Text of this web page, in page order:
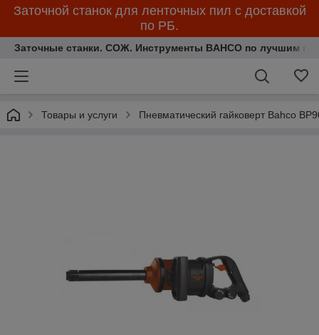
Заточной станок для ленточных пил с доставкой
по РБ.
Заточные станки. СОЖ. Инструменты BAHCO по лучшим
Товары и услуги Пневматический гайковерт Bahco